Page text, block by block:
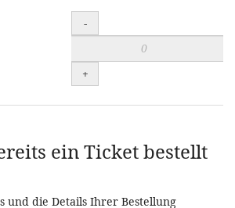
Führung
(inkl.
freier
Eintritt
)
Warenkorb
-
+
ein Ticket bestellt
und die Details Ihrer Bestellung